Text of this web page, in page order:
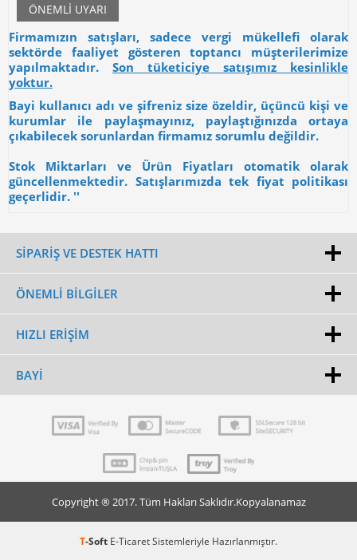
ÖNEMLI UYARI
Firmamızın satışları, sadece vergi mükellefi olarak
sektörde faaliyet gösteren toptancı müşterilerimize
yapılmaktadır. Son tüketiciye satışımız kesinlikle
yoktur.
Bayi kullanıcı adı ve şifreniz size özeldir, üçüncü kişi ve
kurumlar ile paylaşmayınız, paylaştığınızda ortaya
çıkabilecek sorunlardan firmamız sorumlu değildir.
Stok Miktarları ve Ürün Fiyatları otomatik olarak
güncellenmektedir. Satışlarımızda tek fiyat politikası
geçerlidir. ''
SİPARİŞ VE DESTEK HATTI
ÖNEMLI BILGILER
HIZLI ERIŞIM
BAYI
Copyright ® 2017. Tüm Hakları Saklıdır.Kopyalanamaz
T-Soft E-TicaretSistemleriyle Hazırlanmıştır.